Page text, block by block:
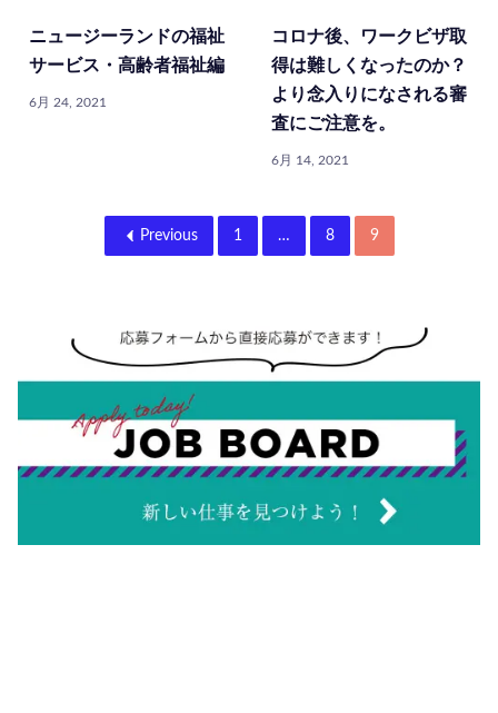
ニュージーランドの福祉
サービス・高齢者福祉編
6月 24, 2021
コロナ後、ワークビザ取
得は難しくなったのか？
より念入りになされる審
査にご注意を。
6月 14, 2021
Previous 1 … 8 9